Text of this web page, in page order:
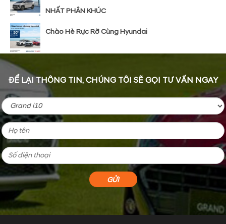
NHẤT PHÂN KHÚC
Chào Hè Rực Rỡ Cùng Hyundai
ĐỂ LẠI THÔNG TIN, CHÚNG TÔI SẼ GỌI TƯ VẤN NGAY